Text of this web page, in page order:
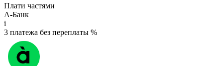
Плати частями
А-Банк
i
3 платежа без переплаты %